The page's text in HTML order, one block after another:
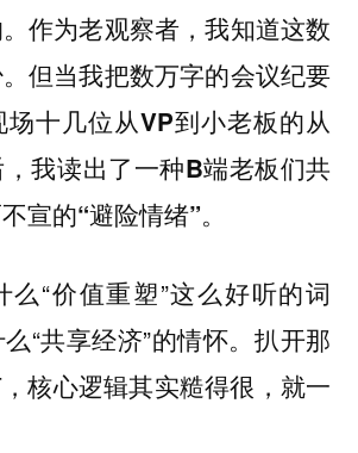
作为老观察者，我知道这数
但当我把数万字的会议纪要
十几位从VP到小老板的从
我读出了一种B端老板们共
宣的“避险情绪”。
么“价值重塑”这么好听的词
“共享经济”的情怀。扒开那
核心逻辑其实糙得很，就一